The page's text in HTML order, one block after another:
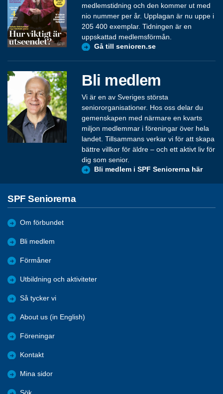
medlemstidning och den kommer ut med
nio nummer per år. Upplagan är nu uppe i
205 400 exemplar. Tidningen är en
uppskattad medlemsförmån.
Gå till senioren.se
Bli medlem
Vi är en av Sveriges största
seniororganisationer. Hos oss delar du
gemenskapen med närmare en kvarts
miljon medlemmar i föreningar över hela
landet. Tillsammans verkar vi för att skapa
bättre villkor för äldre – och ett aktivt liv för
dig som senior.
Bli medlem i SPF Seniorerna här
SPF Seniorerna
Om förbundet
Bli medlem
Förmåner
Utbildning och aktiviteter
Så tycker vi
About us (in English)
Föreningar
Kontakt
Mina sidor